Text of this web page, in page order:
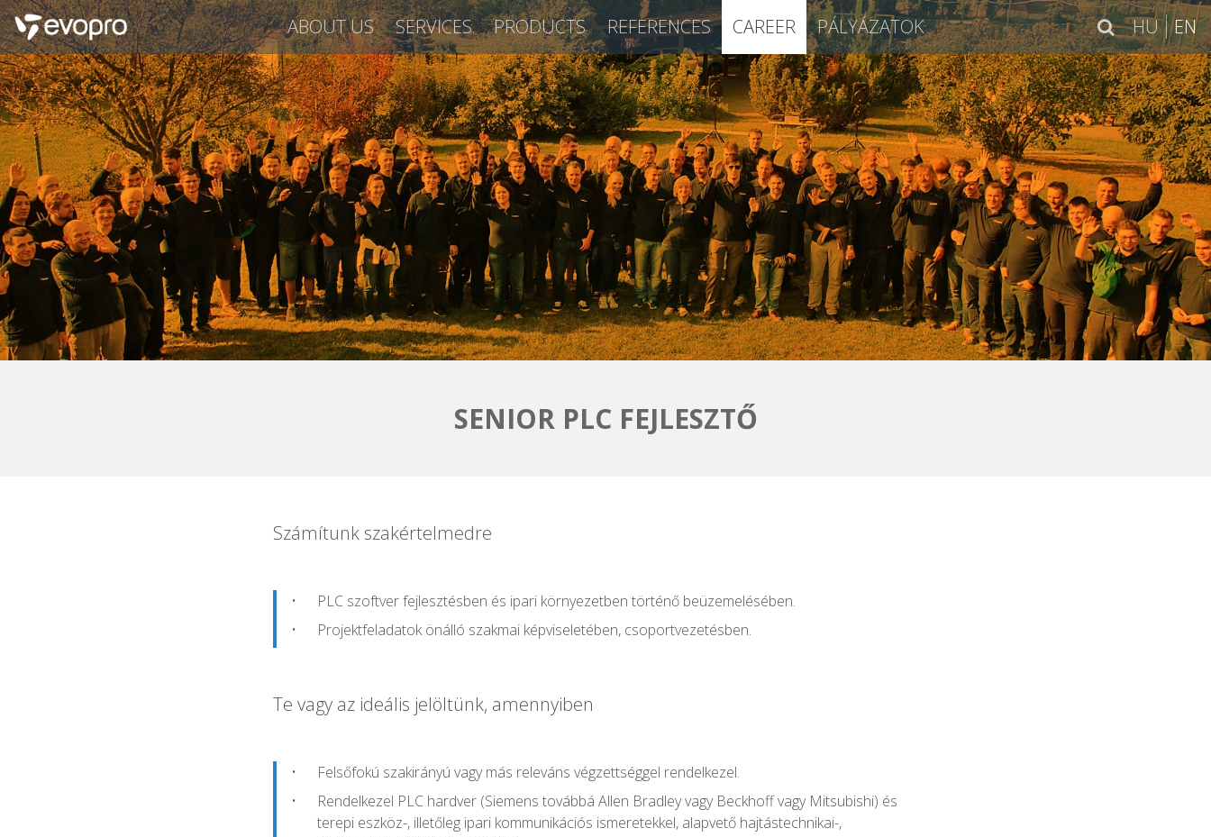
HU EN
ABOUT US SERVICES PRODUCTS REFERENCES CAREER PÁLYÁZATOK
SENIOR PLC FEJLESZTŐ
Számítunk szakértelmedre
PLC szoftver fejlesztésben és ipari környezetben történő beüzemelésében.
Projektfeladatok önálló szakmai képviseletében, csoportvezetésben.
Te vagy az ideális jelöltünk, amennyiben
Felsőfokú szakirányú vagy más releváns végzettséggel rendelkezel.
Rendelkezel PLC hardver (Siemens továbbá Allen Bradley vagy Beckhoff vagy Mitsubishi) és
terepi eszköz-, illetőleg ipari kommunikációs ismeretekkel, alapvető hajtástechnikai-,